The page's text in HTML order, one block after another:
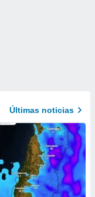
Últimas noticias